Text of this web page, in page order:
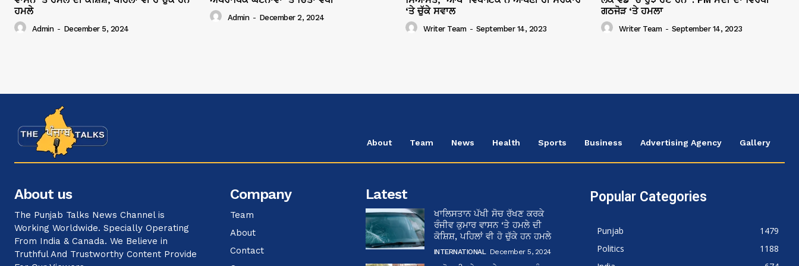
ਹਮਲੇ
Admin - December 5, 2024
Admin - December 2, 2024
‘ਤੇ ਚੁੱਕੇ ਸਵਾਲ
Writer Team - September 14, 2023
ਗਠਜੋੜ ‘ਤੇ ਹਮਲਾ
Writer Team - September 14, 2023
About Team News Health Sports Business Advertising Agency Gallery
About us
The Punjab Talks News Channel is
Working Worldwide. Specially Operating
From India & Canada. We Believe in
Truthful And Trustworthy Content Provide
Company
Team
About
Contact
Latest
ਖਾਲਿਸਤਾਨ ਪੱਖੀ ਸੋਚ ਰੱਖਣ ਕਰਕੇ
ਰੰਜੀਵ ਕੁਮਾਰ ਵਾਸਨ ‘ਤੇ ਹਮਲੇ ਦੀ
ਕੋਸ਼ਿਸ਼, ਪਹਿਲਾਂ ਵੀ ਹੋ ਚੁੱਕੇ ਹਨ ਹਮਲੇ
INTERNATIONAL December 5, 2024
Popular Categories
Punjab
1479
Politics
1188